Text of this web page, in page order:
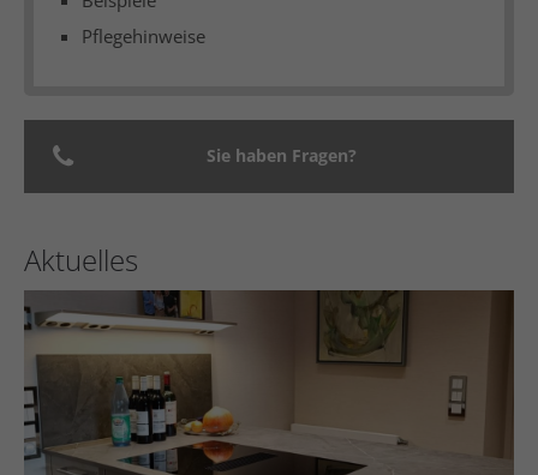
Pflegehinweise
Sie haben Fragen?
Aktuelles